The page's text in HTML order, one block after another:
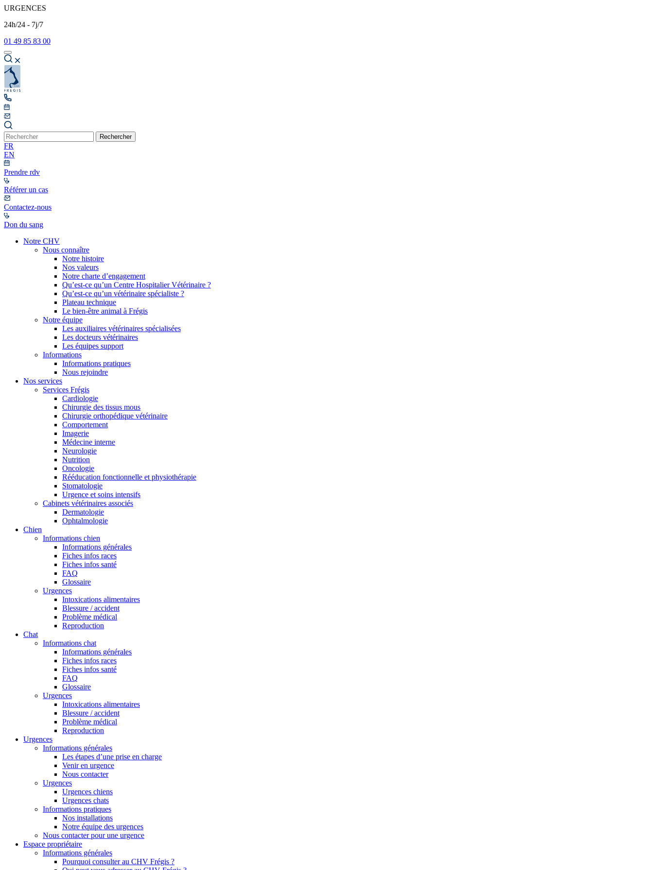
URGENCES
24h/24 - 7j/7
01 49 85 83 00
Rechercher
FR
EN
Prendre rdv
Référer un cas
Contactez-nous
Don du sang
Notre CHV
Nous connaître
Notre histoire
Nos valeurs
Notre charte d’engagement
Qu’est-ce qu’un Centre Hospitalier Vétérinaire ?
Qu’est-ce qu’un vétérinaire spécialiste ?
Plateau technique
Le bien-être animal à Frégis
Notre équipe
Les auxiliaires vétérinaires spécialisées
Les docteurs vétérinaires
Les équipes support
Informations
Informations pratiques
Nous rejoindre
Nos services
Services Frégis
Cardiologie
Chirurgie des tissus mous
Chirurgie orthopédique vétérinaire
Comportement
Imagerie
Médecine interne
Neurologie
Nutrition
Oncologie
Rééducation fonctionnelle et physiothérapie
Stomatologie
Urgence et soins intensifs
Cabinets vétérinaires associés
Dermatologie
Ophtalmologie
Chien
Informations chien
Informations générales
Fiches infos races
Fiches infos santé
FAQ
Glossaire
Urgences
Intoxications alimentaires
Blessure / accident
Problème médical
Reproduction
Chat
Informations chat
Informations générales
Fiches infos races
Fiches infos santé
FAQ
Glossaire
Urgences
Intoxications alimentaires
Blessure / accident
Problème médical
Reproduction
Urgences
Informations générales
Les étapes d’une prise en charge
Venir en urgence
Nous contacter
Urgences
Urgences chiens
Urgences chats
Informations pratiques
Nos installations
Notre équipe des urgences
Nous contacter pour une urgence
Espace propriétaire
Informations générales
Pourquoi consulter au CHV Frégis ?